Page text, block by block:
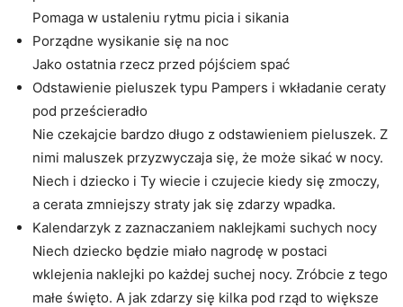
Pomaga w ustaleniu rytmu picia i sikania
Porządne wysikanie się na noc
Jako ostatnia rzecz przed pójściem spać
Odstawienie pieluszek typu Pampers i wkładanie ceraty
pod prześcieradło
Nie czekajcie bardzo długo z odstawieniem pieluszek. Z
nimi maluszek przyzwyczaja się, że może sikać w nocy.
Niech i dziecko i Ty wiecie i czujecie kiedy się zmoczy,
a cerata zmniejszy straty jak się zdarzy wpadka.
Kalendarzyk z zaznaczaniem naklejkami suchych nocy
Niech dziecko będzie miało nagrodę w postaci
wklejenia naklejki po każdej suchej nocy. Zróbcie z tego
małe święto. A jak zdarzy się kilka pod rząd to większe